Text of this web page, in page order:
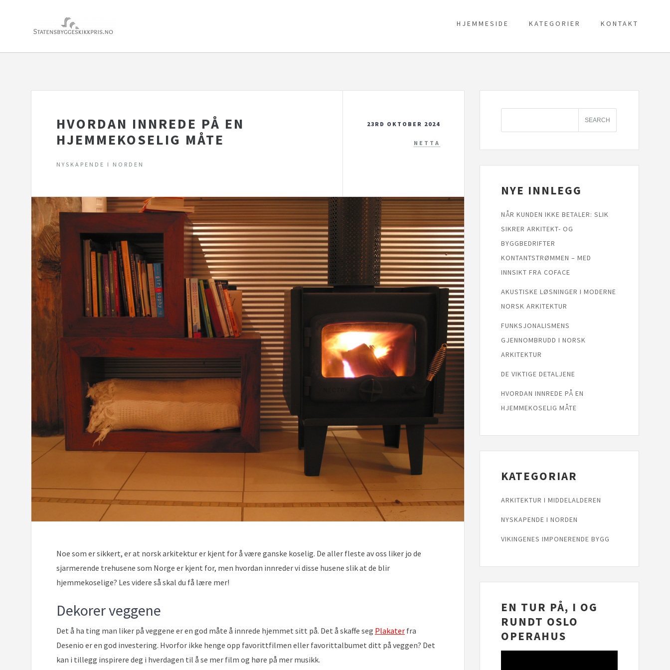
HJEMMESIDE KATEGORIER KONTAKT
HVORDAN INNREDE PÅ EN
HJEMMEKOSELIG MÅTE
NYSKAPENDE I NORDEN
23RD OKTOBER 2024
NETTA
Noe som er sikkert, er at norsk arkitektur er kjent for å være ganske koselig. De aller fleste av oss liker jo de
sjarmerende trehusene som Norge er kjent for, men hvordan innreder vi disse husene slik at de blir
hjemmekoselige? Les videre så skal du få lære mer!
Dekorer veggene
Det å ha ting man liker på veggene er en god måte å innrede hjemmet sitt på. Det å skaffe seg Plakater fra
Desenio er en god investering. Hvorfor ikke henge opp favorittfilmen eller favorittalbumet ditt på veggen? Det
kan i tillegg inspirere deg i hverdagen til å se mer film og høre på mer musikk.
NYE INNLEGG
NÅR KUNDEN IKKE BETALER: SLIK
SIKRER ARKITEKT- OG
BYGGBEDRIFTER
KONTANTSTRØMMEN – MED
INNSIKT FRA COFACE
AKUSTISKE LØSNINGER I MODERNE
NORSK ARKITEKTUR
FUNKSJONALISMENS
GJENNOMBRUDD I NORSK
ARKITEKTUR
DE VIKTIGE DETALJENE
HVORDAN INNREDE PÅ EN
HJEMMEKOSELIG MÅTE
KATEGORIAR
ARKITEKTUR I MIDDELALDEREN
NYSKAPENDE I NORDEN
VIKINGENES IMPONERENDE BYGG
EN TUR PÅ, I OG
RUNDT OSLO
OPERAHUS